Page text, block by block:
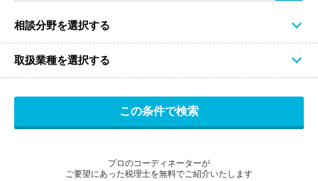
相談分野を選択する
取扱業種を選択する
プロのコーディネーターが
ご要望にあった税理士を無料でご紹介いたします